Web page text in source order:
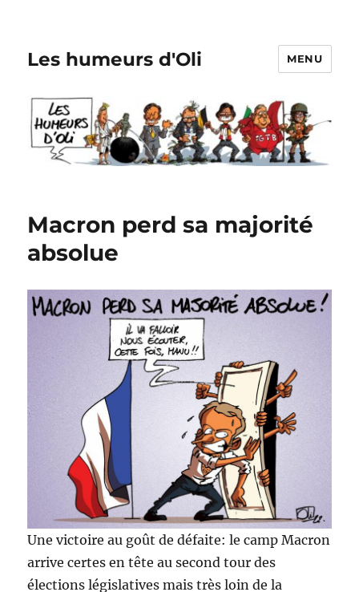
Les humeurs d'Oli MENU
Macron perd sa majorité
absolue
Une victoire au goût de défaite: le camp Macron
arrive certes en tête au second tour des
élections législatives mais très loin de la